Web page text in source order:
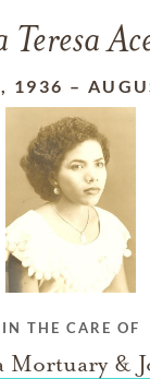
1936 –
IN THE CARE OF
Mortuary &